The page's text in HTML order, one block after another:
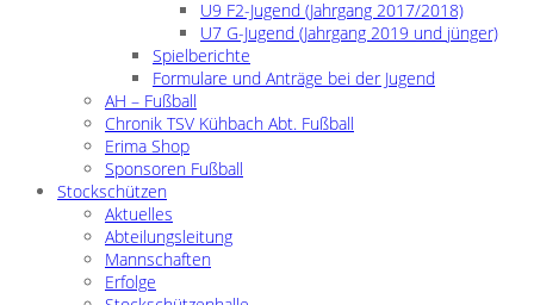
U9 F2-Jugend (Jahrgang 2017/2018)
U7 G-Jugend (Jahrgang 2019 und jünger)
Spielberichte
Formulare und Anträge bei der Jugend
AH – Fußball
Chronik TSV Kühbach Abt. Fußball
Erima Shop
Sponsoren Fußball
Stockschützen
Aktuelles
Abteilungsleitung
Mannschaften
Erfolge